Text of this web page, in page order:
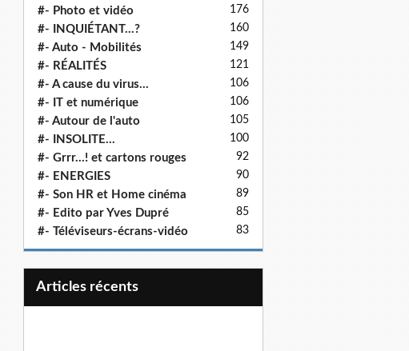
#- Photo et vidéo 176
#- INQUIÉTANT...? 160
#- Auto - Mobilités 149
#- RÉALITÉS 121
#- A cause du virus... 106
#- IT et numérique 106
#- Autour de l'auto 105
#- INSOLITE... 100
#- Grrr...! et cartons rouges 92
#- ENERGIES 90
#- Son HR et Home cinéma 89
#- Edito par Yves Dupré 85
#- Téléviseurs-écrans-vidéo 83
articles récents